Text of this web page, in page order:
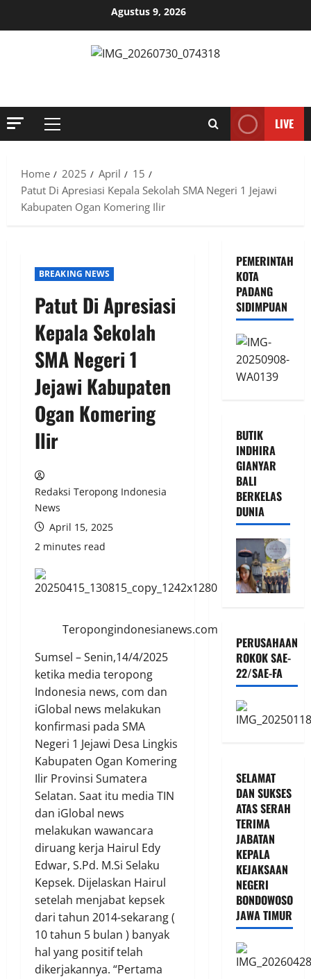
Agustus 9, 2026
Primary
LIVE
Home 2025 April
15
Patut Di Apresiasi Kepala Sekolah SMA Negeri 1 Jejawi
Kabupaten Ogan Komering Ilir
BREAKING NEWS
Patut Di Apresiasi
Kepala Sekolah
SMA Negeri 1
Jejawi Kabupaten
Ogan Komering
Ilir
Redaksi Teropong Indonesia
News
April 15, 2025
2 minutes read
Teropongindonesianews.com
Sumsel – Senin,14/4/2025
ketika media teropong
Indonesia news, com dan
iGlobal news melakukan
konfirmasi pada SMA
Negeri 1 Jejawi Desa Lingkis
Kabupaten Ogan Komering
Ilir Provinsi Sumatera
Selatan. Saat itu media TIN
dan iGlobal news
melakukan wawancara
diruang kerja Hairul Edy
Edwar, S.Pd. M.Si Selaku
Kepsek. Dijelaskan Hairul
setelah menjabat kepsek
dari tahun 2014-sekarang (
10 tahun 5 bulan ) banyak
hal yang positif telah
dikerjakannya. “Pertama
PEMERINTAH
KOTA
PADANG
SIDIMPUAN
BUTIK
INDHIRA
GIANYAR
BALI
BERKELAS
DUNIA
PERUSAHAAN
ROKOK SAE-
22/SAE-FA
SELAMAT
DAN SUKSES
ATAS SERAH
TERIMA
JABATAN
KEPALA
KEJAKSAAN
NEGERI
BONDOWOSO
JAWA TIMUR